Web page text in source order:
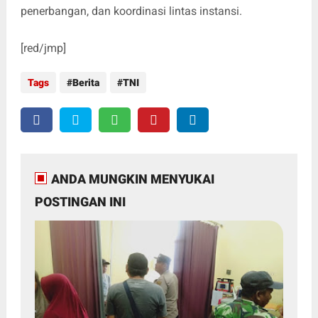
penerbangan, dan koordinasi lintas instansi.
[red/jmp]
Tags Berita TNI
ANDA MUNGKIN MENYUKAI
POSTINGAN INI